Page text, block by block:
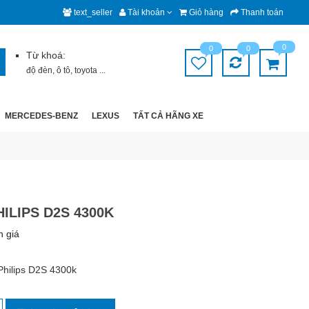
text_seller Tài khoản Giỏ hàng Thanh toán
Từ khoá:
độ đèn,ô tô,toyota ...
0 0 0
MERCEDES-BENZ LEXUS TẤT CẢ HÃNG XE
D2S 4300K
giá
D2S 4300k